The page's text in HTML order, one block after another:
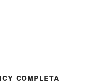
completa